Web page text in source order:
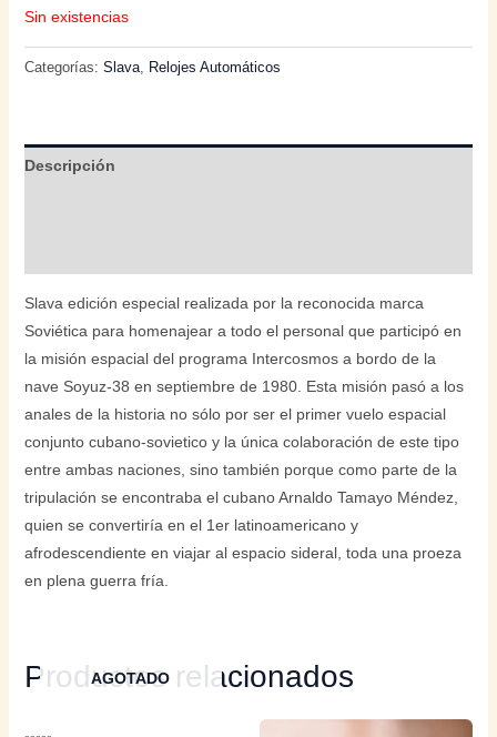
Sin existencias
Categorías: Slava, Relojes Automáticos
Descripción
Slava edición especial realizada por la reconocida marca
Soviética para homenajear a todo el personal que participó en
la misión espacial del programa Intercosmos a bordo de la
nave Soyuz-38 en septiembre de 1980. Esta misión pasó a los
anales de la historia no sólo por ser el primer vuelo espacial
conjunto cubano-sovietico y la única colaboración de este tipo
entre ambas naciones, sino también porque como parte de la
tripulación se encontraba el cubano Arnaldo Tamayo Méndez,
quien se convertiría en el 1er latinoamericano y
afrodescendiente en viajar al espacio sideral, toda una proeza
en plena guerra fría.
Productos relacionados
AGOTADO